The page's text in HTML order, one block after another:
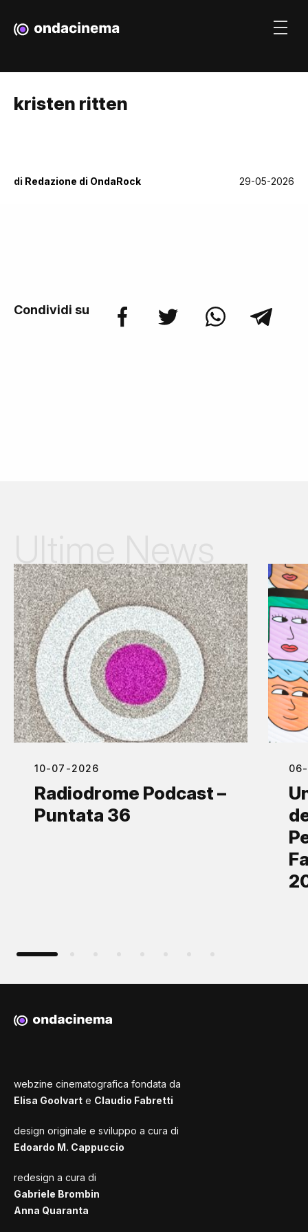
kristen ritten
di Redazione di OndaRock 29-05-2026
Condividi su
10-07-2026
Radiodrome Podcast –
Puntata 36
webzine cinematografica fondata da
Elisa Goolvart e Claudio Fabretti
design originale e sviluppo a cura di
Edoardo M. Cappuccio
redesign a cura di
Gabriele Brombin
Anna Quaranta